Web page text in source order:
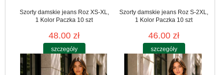
Szorty damskie jeans Roz XS-XL,
1 Kolor Paczka 10 szt
48.00 zł
szczegóły
Szorty damskie jeans Roz S-2XL,
1 Kolor Paczka 10 szt
46.00 zł
szczegóły